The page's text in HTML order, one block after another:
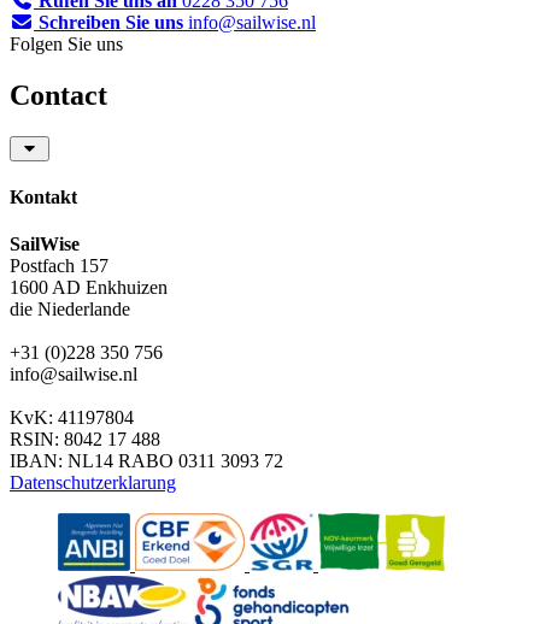
Schreiben Sie uns info@sailwise.nl
Folgen Sie uns
Contact
Kontakt
SailWise
Postfach 157
1600 AD Enkhuizen
die Niederlande
+31 (0)228 350 756
info@sailwise.nl
KvK: 41197804
RSIN: 8042 17 488
IBAN: NL14 RABO 0311 3093 72
Datenschutzerklarung